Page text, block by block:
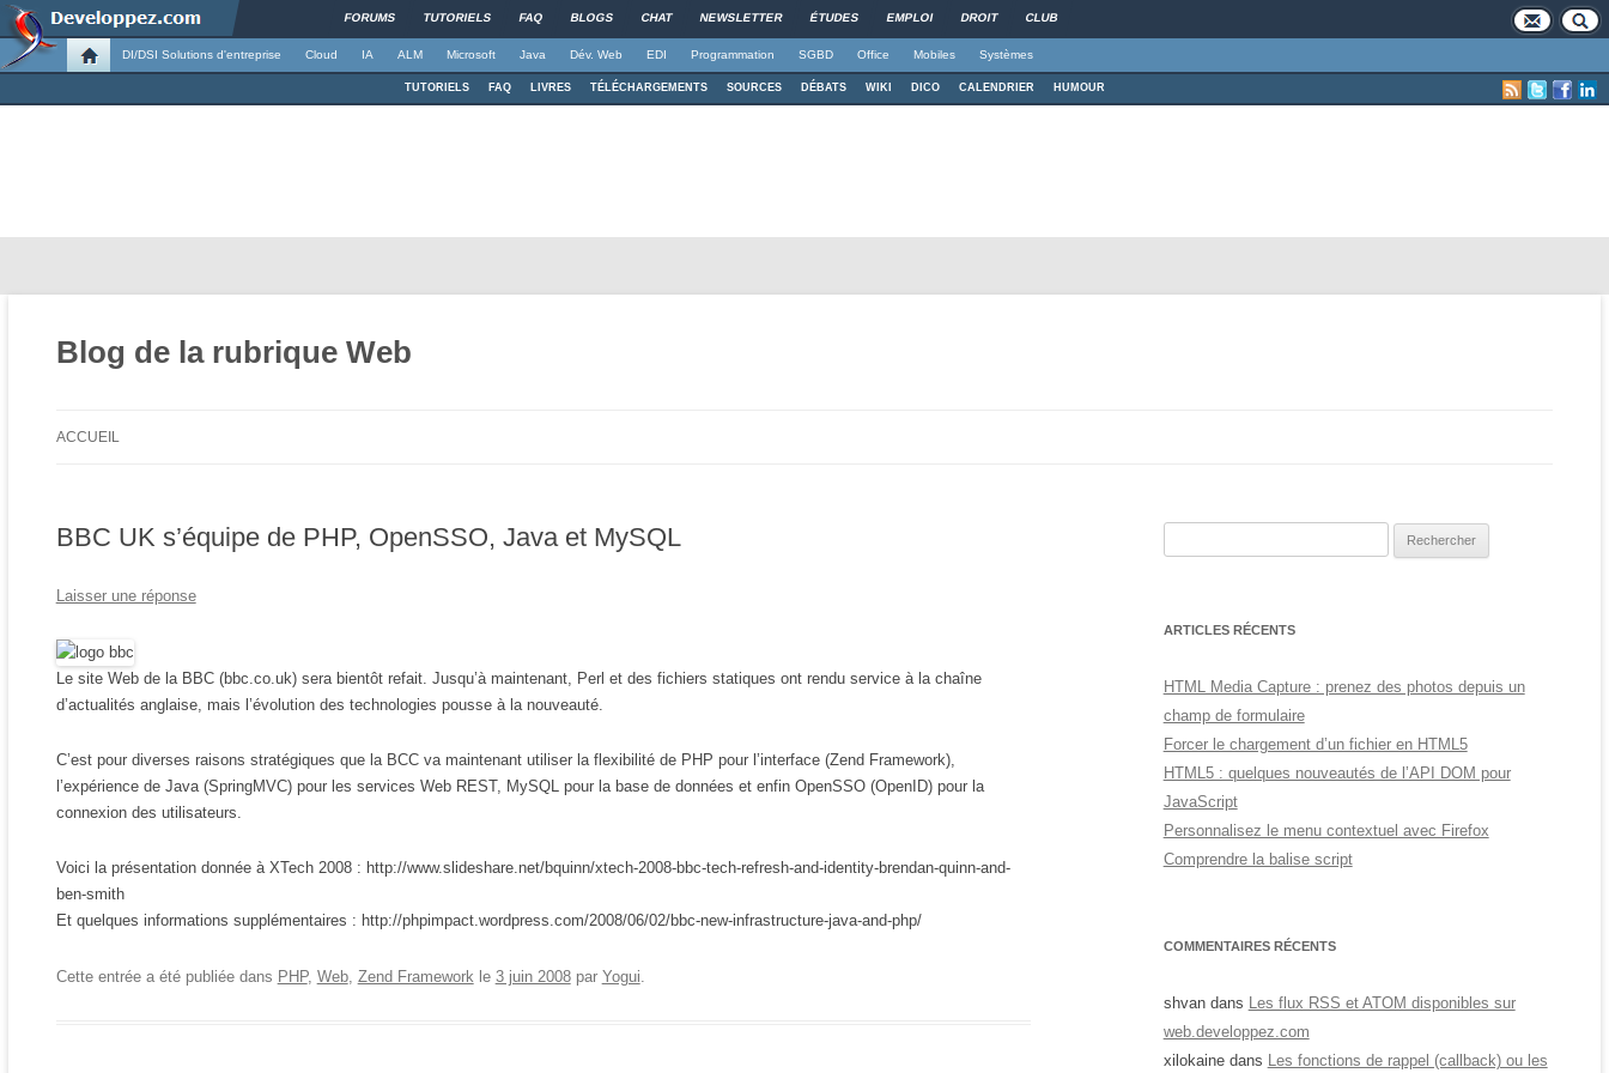
FORUMS TUTORIELS FAQ BLOGS CHAT NEWSLETTER ÉTUDES EMPLOI DROIT CLUB
DI/DSI Solutions d'entreprise Cloud IA ALM Microsoft Java Dév. Web EDI Programmation SGBD Office Mobiles Systèmes
TUTORIELS FAQ LIVRES TÉLÉCHARGEMENTS SOURCES DÉBATS WIKI DICO CALENDRIER HUMOUR
Blog de la rubrique Web
ACCUEIL
BBC UK s’équipe de PHP, OpenSSO, Java et MySQL
Laisser une réponse
Le site Web de la BBC (bbc.co.uk) sera bientôt refait. Jusqu’à maintenant, Perl et des fichiers statiques ont rendu service à la chaîne
d’actualités anglaise, mais l’évolution des technologies pousse à la nouveauté.
C’est pour diverses raisons stratégiques que la BCC va maintenant utiliser la flexibilité de PHP pour l’interface (Zend Framework),
l’expérience de Java (SpringMVC) pour les services Web REST, MySQL pour la base de données et enfin OpenSSO (OpenID) pour la
connexion des utilisateurs.
Voici la présentation donnée à XTech 2008 : http://www.slideshare.net/bquinn/xtech-2008-bbc-tech-refresh-and-identity-brendan-quinn-and-
ben-smith
Et quelques informations supplémentaires : http://phpimpact.wordpress.com/2008/06/02/bbc-new-infrastructure-java-and-php/
Cette entrée a été publiée dans PHP, Web, Zend Frameworkle 3 juin 2008 par Yogui.
ARTICLES RÉCENTS
HTML Media Capture : prenez des photos depuis un
champ de formulaire
Forcer le chargement d’un fichier en HTML5
HTML5 : quelques nouveautés de l’API DOM pour
JavaScript
Personnalisez le menu contextuel avec Firefox
Comprendre la balise script
COMMENTAIRES RÉCENTS
shvandans Les flux RSS et ATOM disponibles sur
web.developpez.com
xilokainedans Les fonctions de rappel (callback) ou les